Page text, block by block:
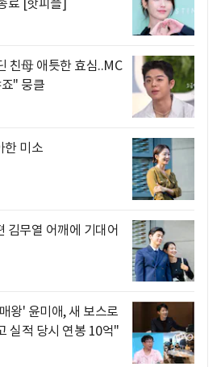
친母 애틋한 효심..MC
" 뭉클
한 미소
김무열 어깨에 기대어
왕' 윤미애, 새 보스로
실적 당시 연봉 10억"